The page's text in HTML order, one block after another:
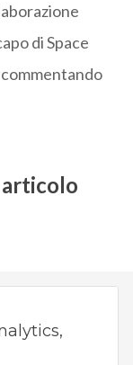
di Space